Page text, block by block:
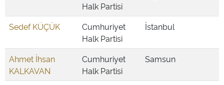
Halk Partisi
Sedef KÜÇÜK
Cumhuriyet
Halk Partisi
İstanbul
Ahmet İhsan
KALKAVAN
Cumhuriyet
Halk Partisi
Samsun